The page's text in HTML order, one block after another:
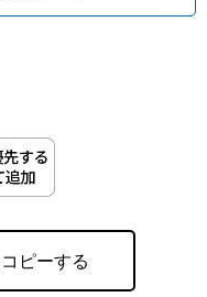
ピーする